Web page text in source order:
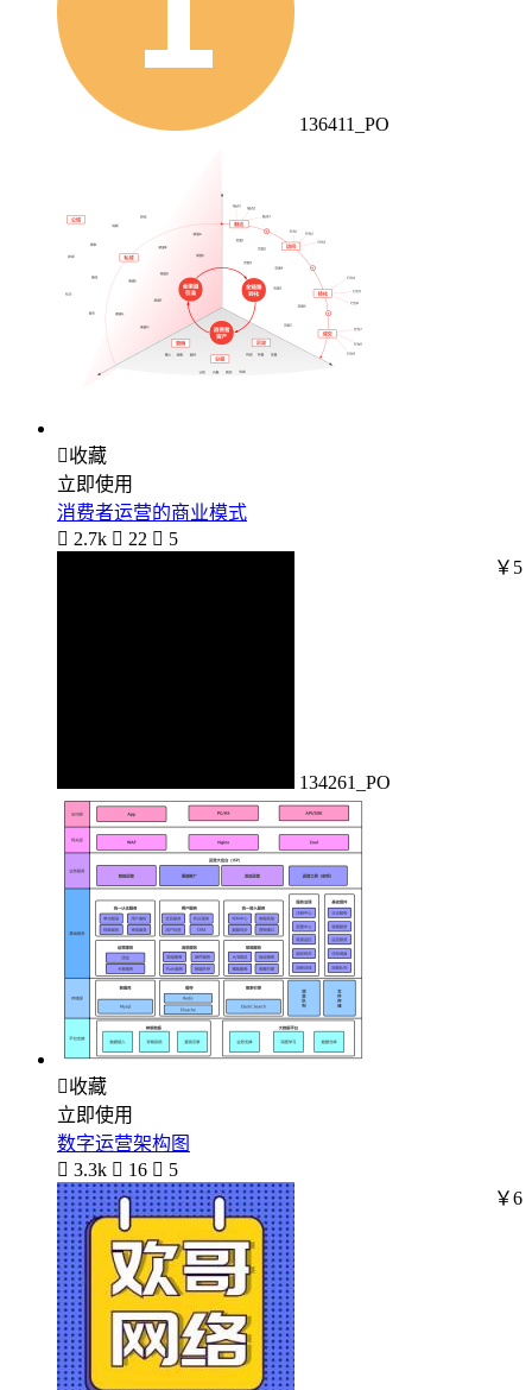
136411_PO
收藏
立即使用
消费者运营的商业模式
 2.7k  22  5
134261_PO
￥5
收藏
立即使用
数字运营架构图
 3.3k  16  5
￥6